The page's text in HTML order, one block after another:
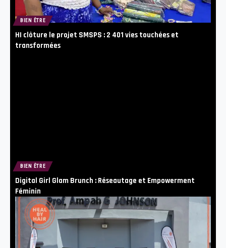
BIEN ÊTRE
HI clôture le projet SMSPS : 2 401 vies touchées et
transformées
BIEN ÊTRE
Digital Girl Glam Brunch : Réseautage et Empowerment
Féminin